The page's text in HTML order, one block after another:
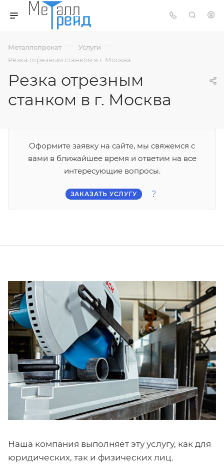
Металлопрокат — Услуги —
Резка отрезным станком в г. Москва
Резка отрезным
станком в г. Москва
Оформите заявку на сайте, мы свяжемся с
вами в ближайшее время и ответим на все
интересующие вопросы.
ЗАКАЗАТЬ УСЛУГУ
Наша компания выполняет эту услугу, как для
юридических, так и физических лиц.